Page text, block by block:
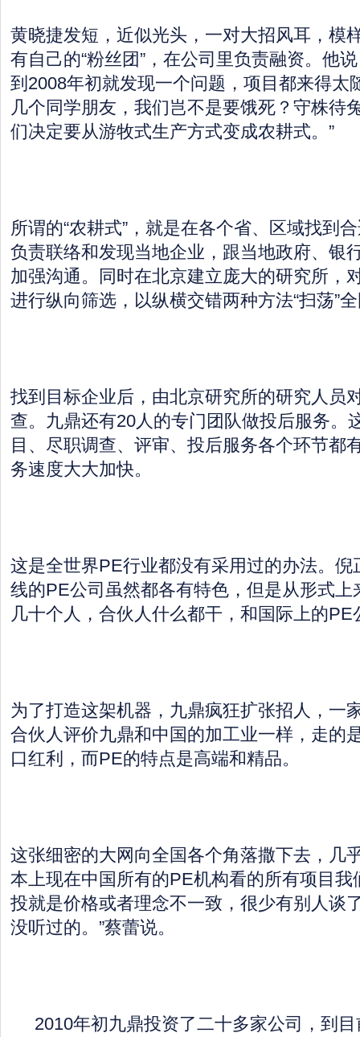
黄晓捷发短，近似光头，一对大招风耳，模
有自己的“粉丝团”，在公司里负责融资。他
到2008年初就发现一个问题，项目都来得太
几个同学朋友，我们岂不是要饿死？守株待
们决定要从游牧式生产方式变成农耕式。”
所谓的“农耕式”，就是在各个省、区域找到
负责联络和发现当地企业，跟当地政府、银
加强沟通。同时在北京建立庞大的研究所，
进行纵向筛选，以纵横交错两种方法“扫荡”
找到目标企业后，由北京研究所的研究人员
查。九鼎还有20人的专门团队做投后服务。
目、尽职调查、评审、投后服务各个环节都
务速度大大加快。
这是全世界PE行业都没有采用过的办法。倪
线的PE公司虽然都各有特色，但是从形式上
几十个人，合伙人什么都干，和国际上的PE
为了打造这架机器，九鼎疯狂扩张招人，一
合伙人评价九鼎和中国的加工业一样，走的
口红利，而PE的特点是高端和精品。
这张细密的大网向全国各个角落撒下去，几
本上现在中国所有的PE机构看的所有项目我
投就是价格或者理念不一致，很少有别人谈
没听过的。”蔡蕾说。
2010年初九鼎投资了二十多家公司，到目